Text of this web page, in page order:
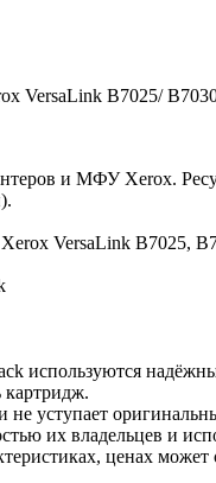
VersaLink B7025/
и МФУ Xerox.
Xerox VersaLink B7025,
используются
картридж.
уступает
их владельцев и
ценах